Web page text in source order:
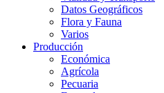
Datos Geográficos
Flora y Fauna
Varios
Producción
Económica
Agrícola
Pecuaria